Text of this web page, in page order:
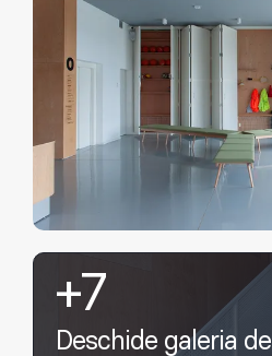
+7
Deschide galeria de